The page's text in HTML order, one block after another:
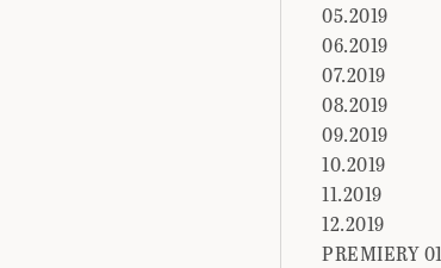
05.2019
06.2019
07.2019
08.2019
09.2019
10.2019
11.2019
12.2019
PREMIERY